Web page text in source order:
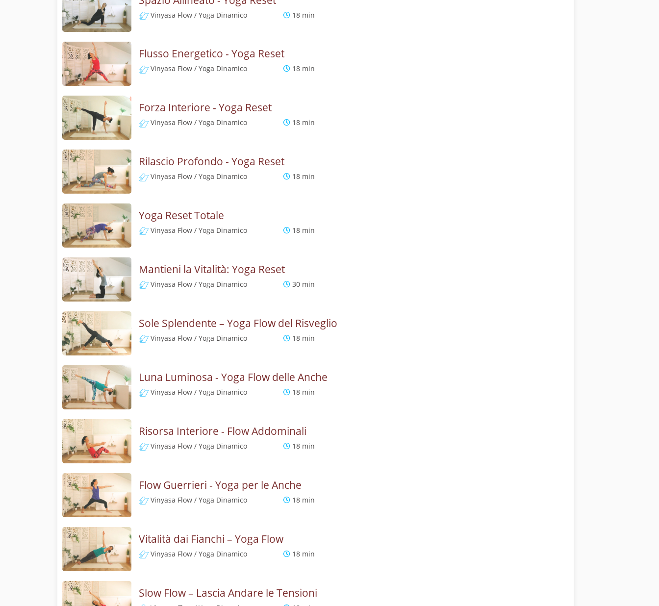
Vinyasa Flow / Yoga Dinamico 18 min
Flusso Energetico - Yoga Reset
Vinyasa Flow / Yoga Dinamico 18 min
Forza Interiore - Yoga Reset
Vinyasa Flow / Yoga Dinamico 18 min
Rilascio Profondo - Yoga Reset
Vinyasa Flow / Yoga Dinamico 18 min
Yoga Reset Totale
Vinyasa Flow / Yoga Dinamico 18 min
Mantieni la Vitalità: Yoga Reset
Vinyasa Flow / Yoga Dinamico 30 min
Sole Splendente – Yoga Flow del Risveglio
Vinyasa Flow / Yoga Dinamico 18 min
Luna Luminosa - Yoga Flow delle Anche
Vinyasa Flow / Yoga Dinamico 18 min
Risorsa Interiore - Flow Addominali
Vinyasa Flow / Yoga Dinamico 18 min
Flow Guerrieri - Yoga per le Anche
Vinyasa Flow / Yoga Dinamico 18 min
Vitalità dai Fianchi – Yoga Flow
Vinyasa Flow / Yoga Dinamico 18 min
Slow Flow – Lascia Andare le Tensioni